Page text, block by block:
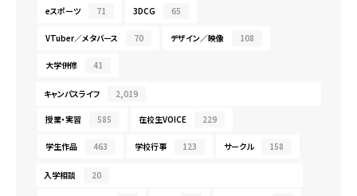
eスポーツ 71 3DCG 65
VTuber／メタバース 70 デザイン／映像 108
大学併修 41
キャンパスライフ 2,019
授業・実習 585 在校生VOICE 229
学生作品 463 学校行事 123 サークル 158
入学相談 20